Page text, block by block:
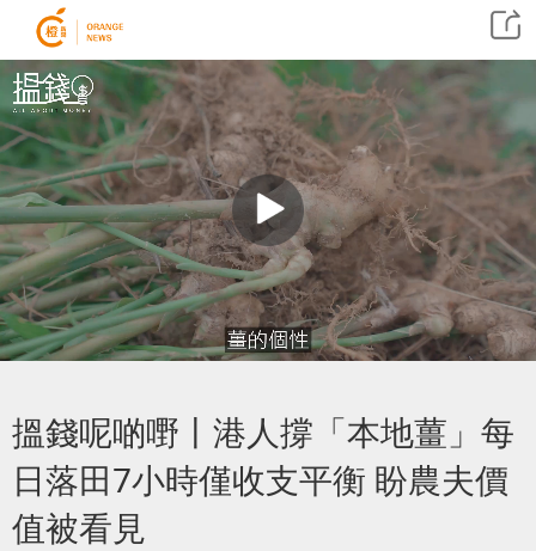
搵錢呢啲嘢丨港人撐「本地薑」每
日落田7小時僅收支平衡 盼農夫價
值被看見